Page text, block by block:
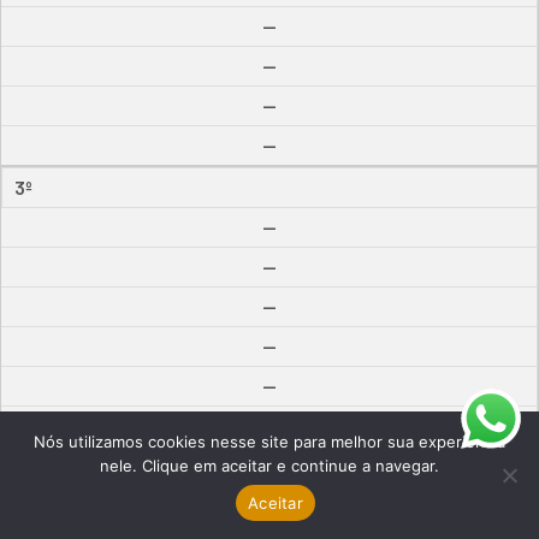
--
--
--
--
3º
--
--
--
--
--
--
--
Nós utilizamos cookies nesse site para melhor sua experiência
nele. Clique em aceitar e continue a navegar.
Aceitar